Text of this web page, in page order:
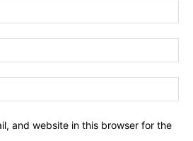
and website in this browser for the